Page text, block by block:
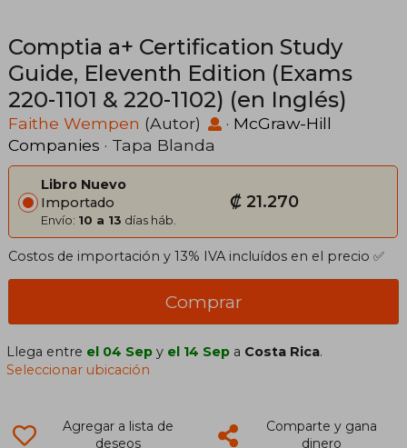
Comptia a+ Certification Study
Guide, Eleventh Edition (Exams
220-1101 & 220-1102) (en Inglés)
Faithe Wempen (Autor) · McGraw-Hill
Companies · Tapa Blanda
Libro Nuevo
Importado
Envío: 10 a 13 días háb.
₡ 21.270
Costos de importación y 13% IVA incluídos en el precio ✅
Comprar
Llega entre el 04 Sep y el 14 Sep a Costa Rica.
Seleccionar ubicación
Agregar a lista de
deseos
Comparte y gana
dinero